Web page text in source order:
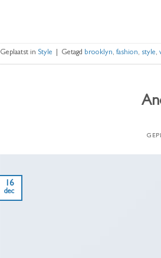
Geplaatst in Style Getagd brooklyn, fashion, style,
16
dec